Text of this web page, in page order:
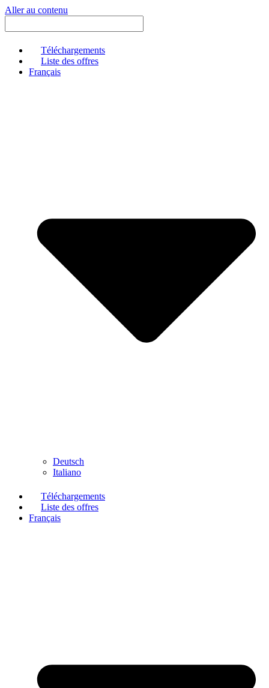
Aller au contenu
Téléchargements
Liste des offres
Français
Deutsch
Italiano
Téléchargements
Liste des offres
Français